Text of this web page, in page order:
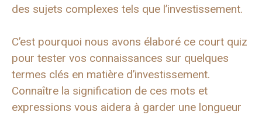
des sujets complexes tels que l’investissement.
C’est pourquoi nous avons élaboré ce court quiz
pour tester vos connaissances sur quelques
termes clés en matière d’investissement.
Connaître la signification de ces mots et
expressions vous aidera à garder une longueur